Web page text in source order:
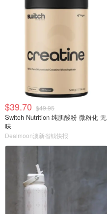
$39.70 $49.95
Switch Nutrition 纯肌酸粉 微粉化 无
味
Dealmoon澳新省钱快报